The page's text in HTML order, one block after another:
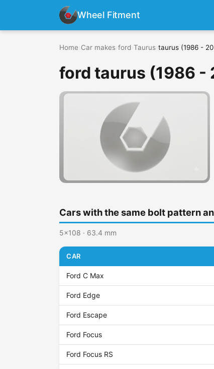
Wheel Fitment
Home Car makes ford Taurus taurus (1986 -
ford taurus (1986 -
Cars with the same bolt pattern
5x108 · 63.4 mm
CAR
Ford C Max
Ford Edge
Ford Escape
Ford Focus
Ford Focus RS